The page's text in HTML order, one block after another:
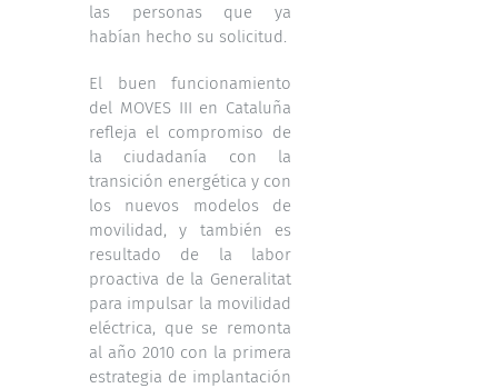
las personas que ya
habían hecho su solicitud.
El buen funcionamiento
del MOVES III en Cataluña
refleja el compromiso de
la ciudadanía con la
transición energética y con
los nuevos modelos de
movilidad, y también es
resultado de la labor
proactiva de la Generalitat
para impulsar la movilidad
eléctrica, que se remonta
al año 2010 con la primera
estrategia de implantación